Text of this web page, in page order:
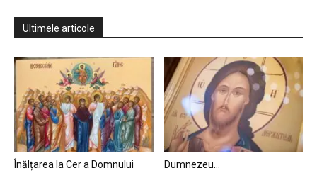
Ultimele articole
Înălțarea la Cer a Domnului
Dumnezeu…